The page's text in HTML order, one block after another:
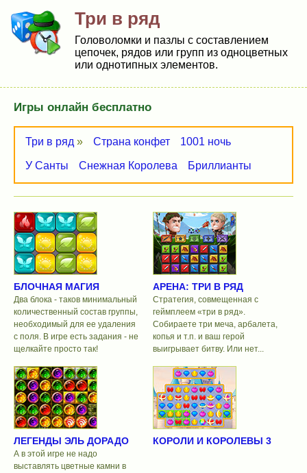
Три в ряд
Головоломки и пазлы с составлением
цепочек, рядов или групп из одноцветных
или однотипных элементов.
Игры онлайн бесплатно
Три в ряд » Страна конфет 1001 ночь
У Санты Снежная Королева Бриллианты
БЛОЧНАЯ МАГИЯ
Два блока - таков минимальный
количественный состав группы,
необходимый для ее удаления
с поля. В игре есть задания - не
щелкайте просто так!
АРЕНА: ТРИ В РЯД
Стратегия, совмещенная с
геймплеем «три в ряд».
Собираете три меча, арбалета,
копья и т.п. и ваш герой
выигрывает битву. Или нет...
ЛЕГЕНДЫ ЭЛЬ ДОРАДО
А в этой игре не надо
выставлять цветные камни в
КОРОЛИ И КОРОЛЕВЫ 3